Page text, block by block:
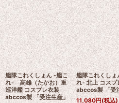
艦隊これくしょん -艦こ
れ- 高雄（たかお）重
巡洋艦 コスプレ衣装
abccos製 「受注生産」
艦隊これくし
れ- 北上 コスプ
abccos製 「受
11,080円(税込)